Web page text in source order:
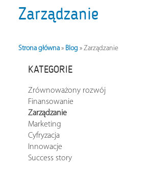
Zarządzanie
Strona główna» Blog » Zarządzanie
KATEGORIE
Zrównoważony rozwój
Finansowanie
Zarządzanie
Marketing
Cyfryzacja
Innowacje
Success story